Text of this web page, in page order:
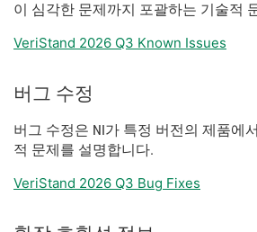
이 심각한 문제까지 포괄하는 기술적
VeriStand 2026 Q3 Known Issues
버그 수정
버그 수정은 NI가 특정 버전의 제품에
적 문제를 설명합니다.
VeriStand 2026 Q3 Bug Fixes